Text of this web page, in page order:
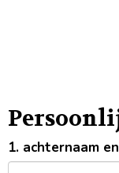
1. achternaam